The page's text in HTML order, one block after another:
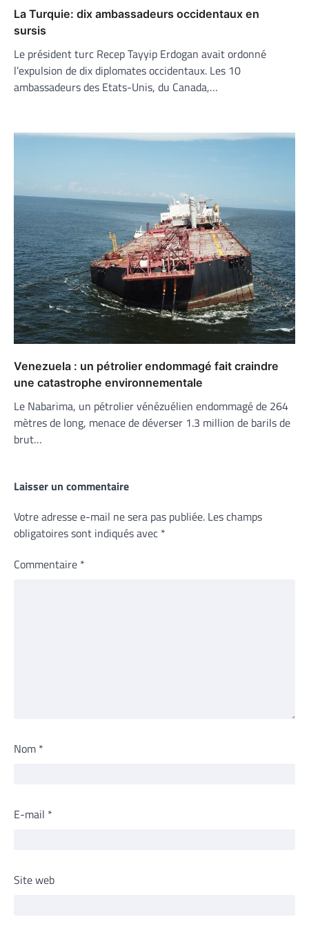
La Turquie: dix ambassadeurs occidentaux en
sursis
Le président turc Recep Tayyip Erdogan avait ordonné
l’expulsion de dix diplomates occidentaux. Les 10
ambassadeurs des Etats-Unis, du Canada,…
Venezuela : un pétrolier endommagé fait craindre
une catastrophe environnementale
Le Nabarima, un pétrolier vénézuélien endommagé de 264
mètres de long, menace de déverser 1.3 million de barils de
brut…
Laisser un commentaire
Votre adresse e-mail ne sera pas publiée. Les champs
obligatoires sont indiqués avec *
Commentaire *
Nom *
E-mail *
Site web